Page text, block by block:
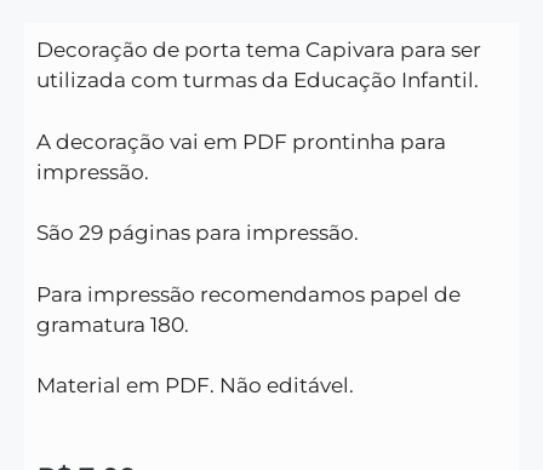
Decoração de porta tema Capivara para ser
utilizada com turmas da Educação Infantil.
A decoração vai em PDF prontinha para
impressão.
São 29 páginas para impressão.
Para impressão recomendamos papel de
gramatura 180.
Material em PDF. Não editável.